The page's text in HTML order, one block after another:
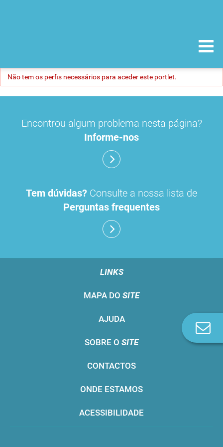
Não tem os perfis necessários para aceder este portlet.
Encontrou algum problema nesta página?
Informe-nos
Tem dúvidas? Consulte a nossa lista de
Perguntas frequentes
LINKS
MAPA DO SITE
AJUDA
SOBRE O SITE
CONTACTOS
ONDE ESTAMOS
ACESSIBILIDADE